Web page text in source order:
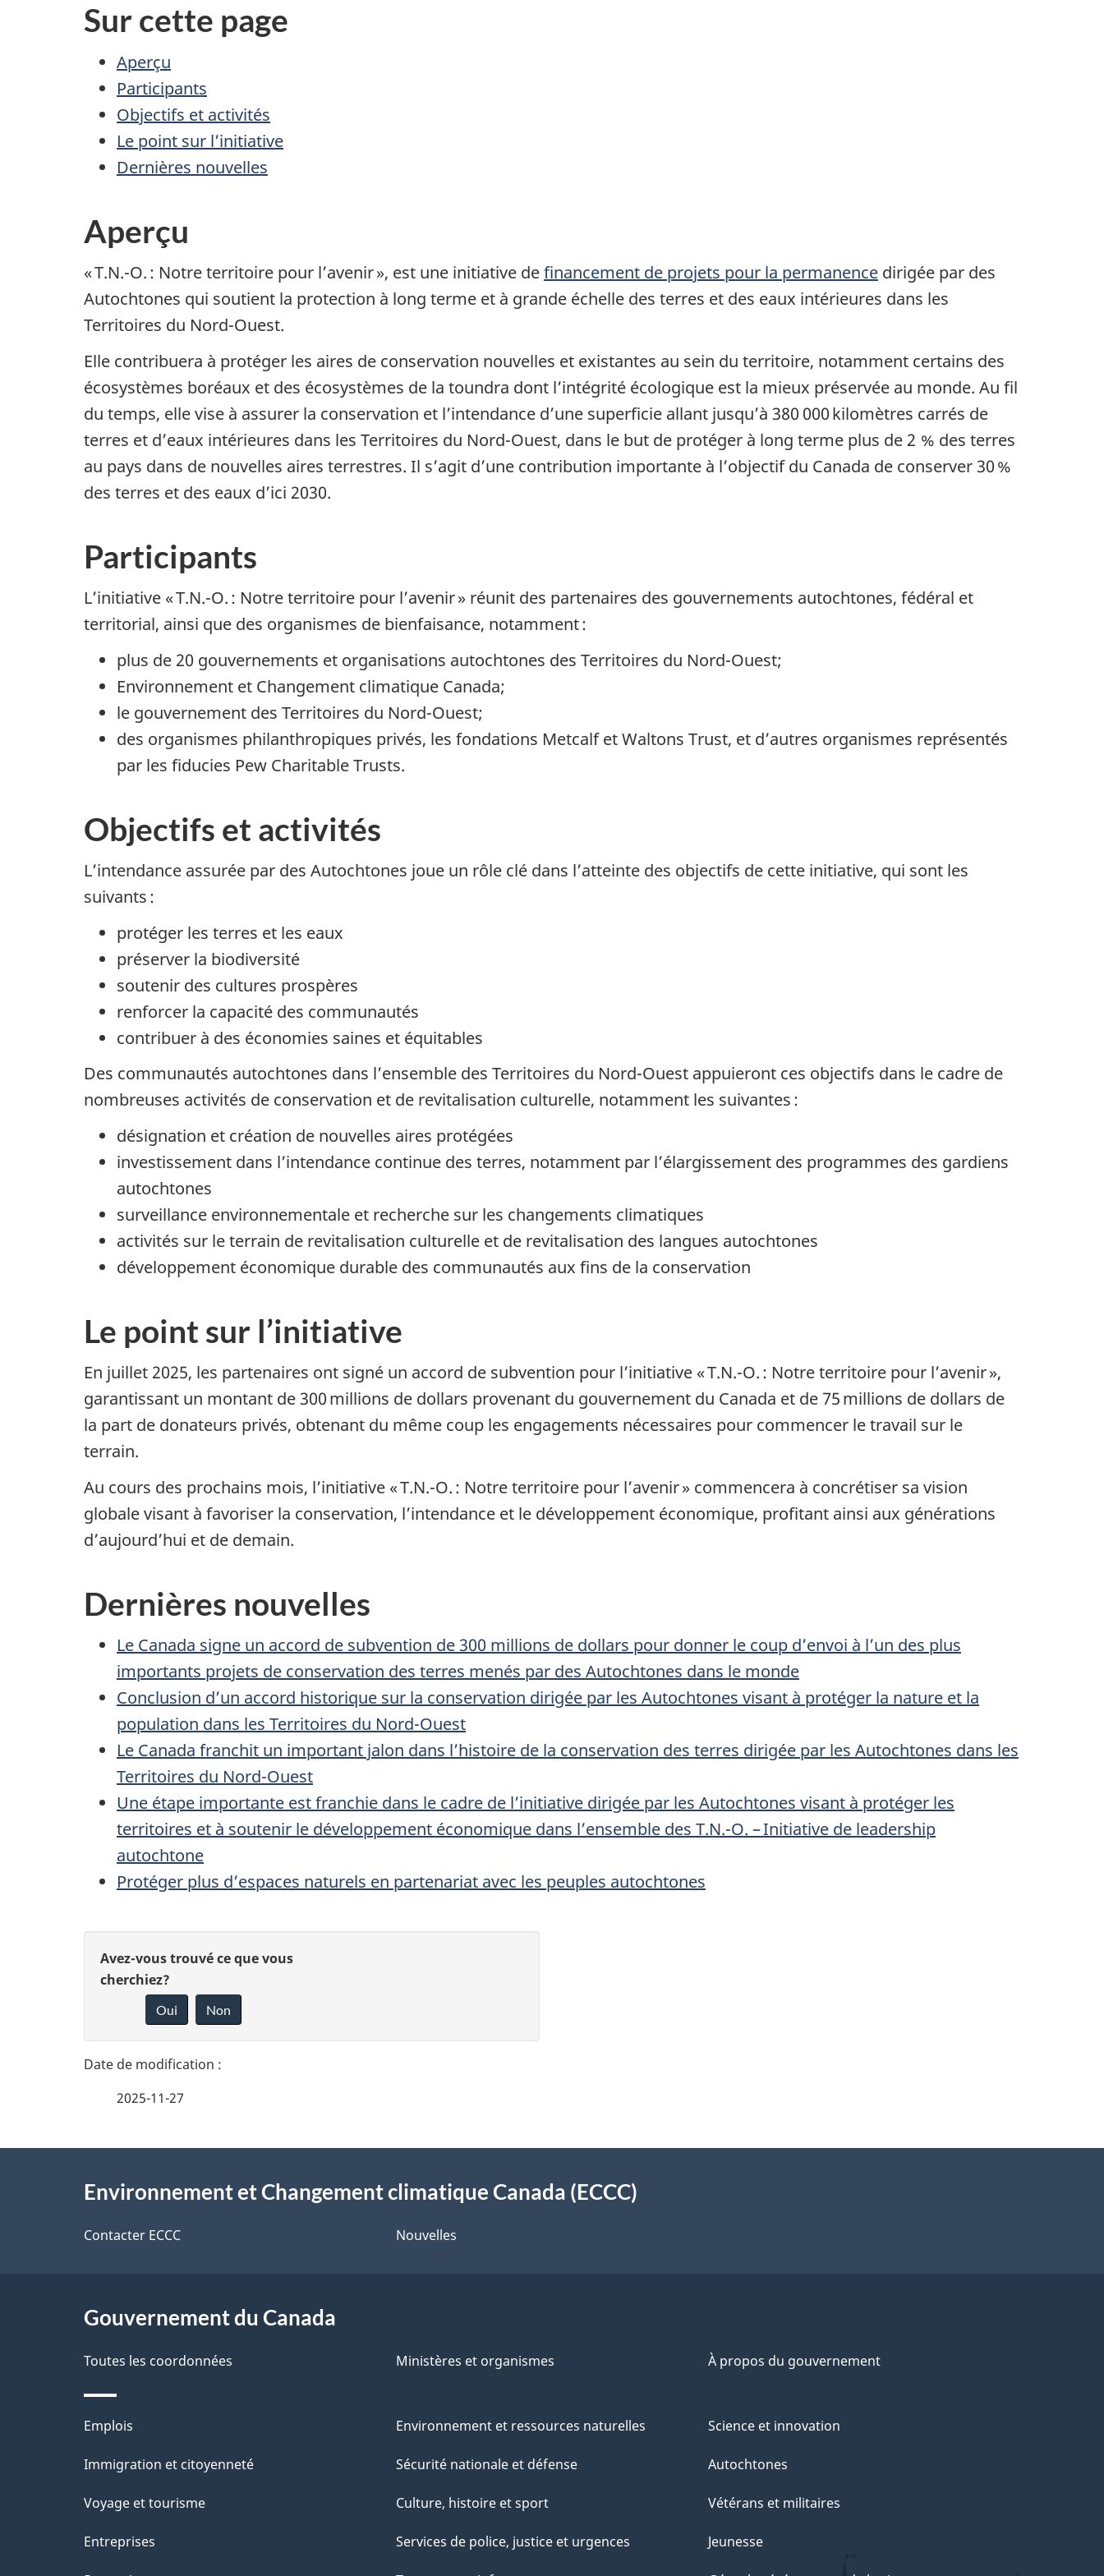
Sur cette page
Aperçu
Participants
Objectifs et activités
Le point sur l’initiative
Dernières nouvelles
Aperçu
« T.N.-O. : Notre territoire pour l’avenir », est une initiative definancement de projets pour la permanence dirigée par des
Autochtones qui soutient la protection à long terme et à grande échelle des terres et des eaux intérieures dans les
Territoires du Nord-Ouest.
Elle contribuera à protéger les aires de conservation nouvelles et existantes au sein du territoire, notamment certains des
écosystèmes boréaux et des écosystèmes de la toundra dont l’intégrité écologique est la mieux préservée au monde. Au fil
du temps, elle vise à assurer la conservation et l’intendance d’une superficie allant jusqu’à 380 000kilomètres carrés de
terres et d’eaux intérieures dans les Territoires du Nord-Ouest, dans le but de protéger à long terme plus de 2 % des terres
au pays dans de nouvelles aires terrestres. Il s’agit d’une contribution importante à l’objectif du Canada de conserver30 %
des terres et des eaux d’ici 2030.
Participants
L’initiative « T.N.-O. : Notre territoire pour l’avenir » réunit des partenaires des gouvernements autochtones, fédéral et
territorial, ainsi que des organismes de bienfaisance, notamment :
plus de 20 gouvernements et organisations autochtones des Territoires du Nord-Ouest;
Environnement et Changement climatique Canada;
le gouvernement des Territoires du Nord-Ouest;
des organismes philanthropiques privés, les fondations MetcalfetWaltons Trust, et d’autres organismes représentés
par les fiducies Pew Charitable Trusts.
Objectifs et activités
L’intendance assurée par des Autochtones joue un rôle clé dans l’atteinte des objectifs de cette initiative, qui sont les
suivants :
protéger les terres et les eaux
préserver la biodiversité
soutenir des cultures prospères
renforcer la capacité des communautés
contribuer à des économies saines et équitables
Des communautés autochtones dans l’ensemble des Territoires du Nord-Ouest appuieront ces objectifs dans le cadre de
nombreuses activités de conservation et de revitalisation culturelle, notamment les suivantes :
désignation et création de nouvelles aires protégées
investissement dans l’intendance continue des terres, notamment par l’élargissement des programmes des gardiens
autochtones
surveillance environnementale et recherche sur les changements climatiques
activités sur le terrain de revitalisation culturelle et de revitalisation des langues autochtones
développement économique durable des communautés aux fins de la conservation
Le point sur l’initiative
En juillet 2025, les partenaires ont signé un accord de subvention pour l’initiative « T.N.-O. : Notre territoire pour l’avenir »,
garantissant un montant de300 millions de dollars provenant du gouvernement du Canada et de75 millions de dollars de
la part de donateurs privés, obtenant du même coup les engagements nécessaires pour commencer le travail sur le
terrain.
Au cours des prochains mois, l’initiative « T.N.-O. : Notre territoire pour l’avenir » commencera à concrétiser sa vision
globale visant à favoriser la conservation, l’intendance et le développement économique, profitant ainsi aux générations
d’aujourd’hui et de demain.
Dernières nouvelles
Le Canada signe un accord de subvention de300 millions de dollars pour donner le coup d’envoi à l’un des plus
importants projets de conservation des terres menés par des Autochtones dans le monde
Conclusion d’un accord historique sur la conservation dirigée par les Autochtones visant à protéger la nature et la
population dans les Territoires du Nord-Ouest
Le Canada franchit un important jalon dans l’histoire de la conservation des terres dirigée par les Autochtones dans les
Territoires du Nord-Ouest
Une étape importante est franchie dans le cadre de l’initiative dirigée par les Autochtones visant à protéger les
territoires et à soutenir le développement économique dans l’ensemble des T.N.-O. – Initiative de leadership
autochtone
Protéger plus d’espaces naturels en partenariat avec les peuples autochtones
D
é
a
l
s
d
a
p
a
g
e
D
n
v
o
r
o
a
c
t
Avez-vous trouvé ce que vous
cherchiez?
Oui Non
2025-11-27
proposEnvironnement et Changement climatique Canada (ECCC)
Contacter ECCC Nouvelles
Gouvernement du Canada
Toutes les coordonnées Ministères et organismes À propos du gouvernement
Thèmes
et
Emplois
Immigration et citoyenneté
Voyage et tourisme
Entreprises
Environnement et ressources naturelles
Sécurité nationale et défense
Culture, histoire et sport
Services de police, justice et urgences
Science et innovation
Autochtones
Vétérans et militaires
Jeunesse